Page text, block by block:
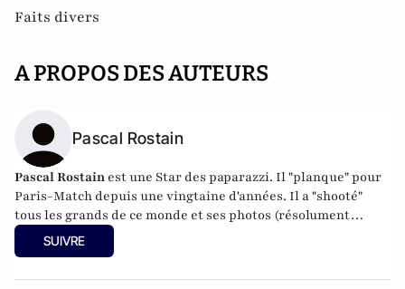
Faits divers
A PROPOS DES AUTEURS
Pascal Rostain
Pascal Rostain est une Star des paparazzi. Il "planque" pour
Paris-Match depuis une vingtaine d'années. Il a "shooté"
tous les grands de ce monde et ses photos (résolument
indiscrètes) ont fait le tour de la planète.
SUIVRE